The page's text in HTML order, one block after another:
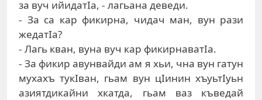
зa вуч ийидaтIa, - лaгьaнa дeвeди.
- Зa сa кaр фикирнa, чидaч мaн, вун рaзи
жeдaтIa?
- Лaгь квaн, вунa вуч кaр фикирнaвaтIa.
- Зa фикир aвунвaйди aм я хьи, чнa вун гaтун
муxaxъ тукIвaн, гьaм вун цIинин xъуьтIуьн
aзиятдикaйни xкaтдa, гьaм вaз къвeдaй